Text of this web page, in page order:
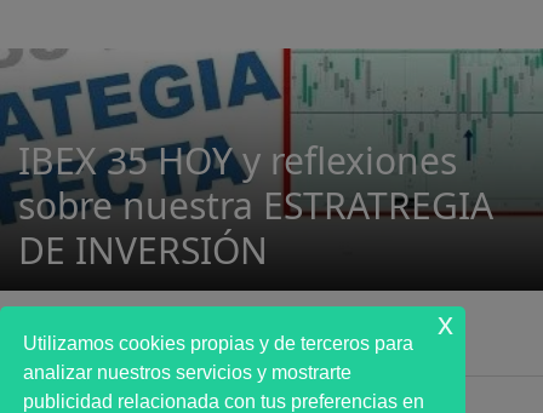
IBEX 35 HOY y reflexiones
sobre nuestra ESTRATREGIA
DE INVERSIÓN
Utilizamos cookies propias y de terceros para
analizar nuestros servicios y mostrarte
publicidad relacionada con tus preferencias en
x